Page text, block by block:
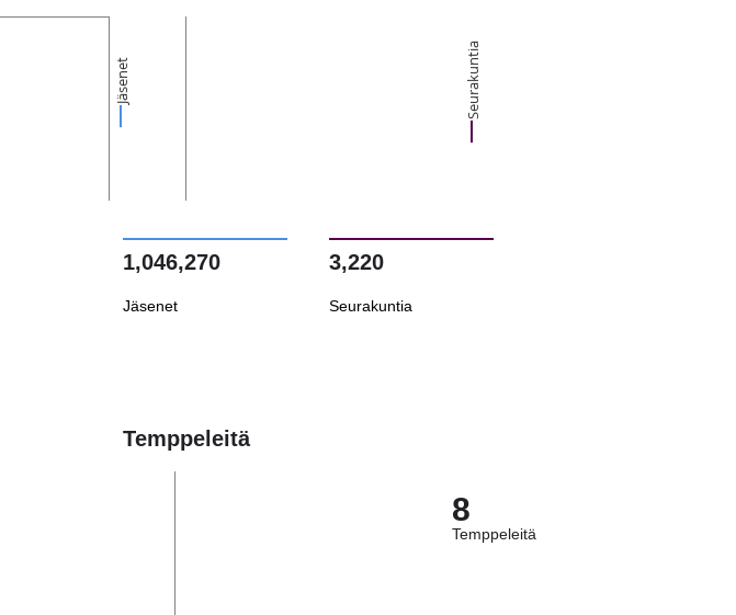
Jäsenet Seurakuntia
1,046,270
Jäsenet
3,220
Seurakuntia
Temppeleitä
8
Temppeleitä